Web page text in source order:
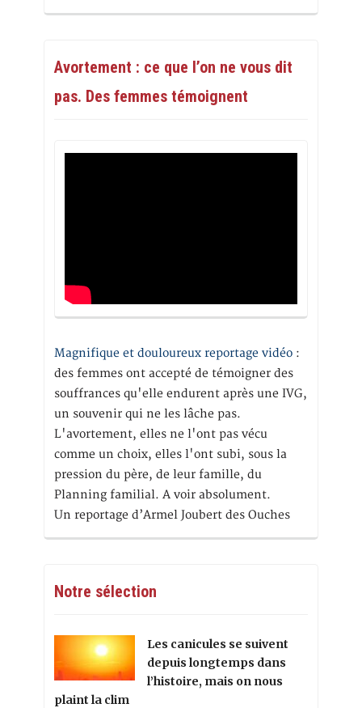
Avortement : ce que l’on ne vous dit
pas. Des femmes témoignent
Magnifique et douloureux reportage vidéo :
des femmes ont accepté de témoigner des
souffrances qu'elle endurent après une IVG,
un souvenir qui ne les lâche pas.
L'avortement, elles ne l'ont pas vécu
comme un choix, elles l'ont subi, sous la
pression du père, de leur famille, du
Planning familial. A voir absolument.
Un reportage d’Armel Joubert des Ouches
Notre sélection
Les canicules se suivent
depuis longtemps dans
l’histoire, mais on nous
plaint la clim